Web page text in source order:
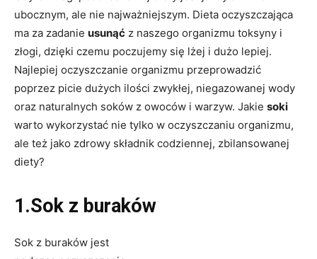
ubocznym, ale nie najważniejszym. Dieta oczyszczająca
ma za zadanie usunąć z naszego organizmu toksyny i
złogi, dzięki czemu poczujemy się lżej i dużo lepiej.
Najlepiej oczyszczanie organizmu przeprowadzić
poprzez picie dużych ilości zwykłej, niegazowanej wody
oraz naturalnych soków z owoców i warzyw. Jakie soki
warto wykorzystać nie tylko w oczyszczaniu organizmu,
ale też jako zdrowy składnik codziennej, zbilansowanej
diety?
1.Sok z buraków
Sok z buraków jest